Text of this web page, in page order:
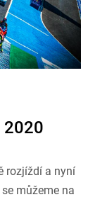
2020
rozjíždí a nyní
můžeme na